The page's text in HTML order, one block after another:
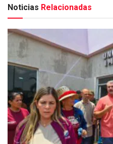
Noticias Relacionadas